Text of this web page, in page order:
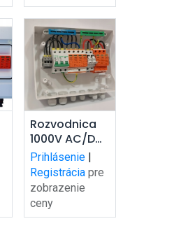
Pridať do
košíka
Rozvodnica
1000V AC/DC
1 string 3F
MC4
Prihlásenie|
Registrácia pre
zobrazenie
ceny